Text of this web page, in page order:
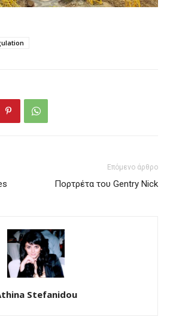
Επόμενο άρθρο
Πορτρέτα του Gentry Nick
Stefanidou